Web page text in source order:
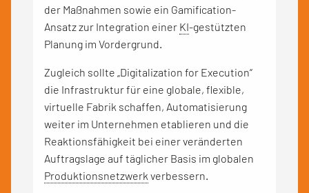
der Maßnahmen sowie ein Gamification-
Ansatz zur Integration einer KI-gestützten
Planung im Vordergrund.
Zugleich sollte „Digitalization for Execution“
die Infrastruktur für eine globale, flexible,
virtuelle Fabrik schaffen, Automatisierung
weiter im Unternehmen etablieren und die
Reaktionsfähigkeit bei einer veränderten
Auftragslage auf täglicher Basis im globalen
Produktionsnetzwerk verbessern.